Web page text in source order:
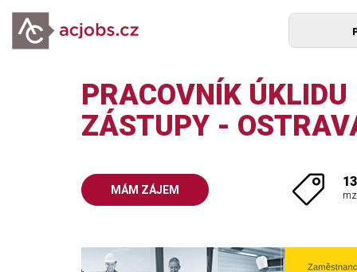
PRACOVNÍK
ZÁSTUPY -
MÁM ZÁJEM